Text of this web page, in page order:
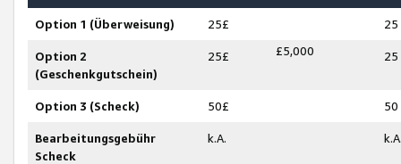
Option 1 (Überweisung) 25£ 25
Option 2
(Geschenkgutschein)
25£ £5,000 25
Option 3 (Scheck) 50£ 50
Bearbeitungsgebühr
Scheck
k.A.